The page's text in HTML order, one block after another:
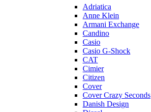
Adriatica
Anne Klein
Armani Exchange
Candino
Casio
Casio G-Shock
CAT
Cimier
Citizen
Cover
Cover Crazy Seconds
Danish Design